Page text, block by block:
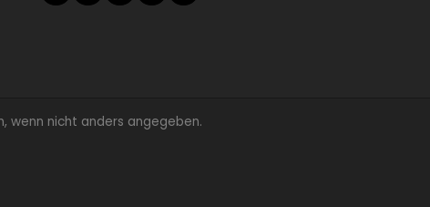
wenn nicht anders angegeben.